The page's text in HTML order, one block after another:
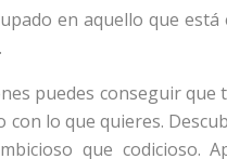
en aquello que
puedes conseguir que
con lo que quieres.
que codicioso.